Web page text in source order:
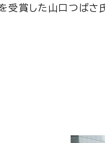
受賞した山口つば